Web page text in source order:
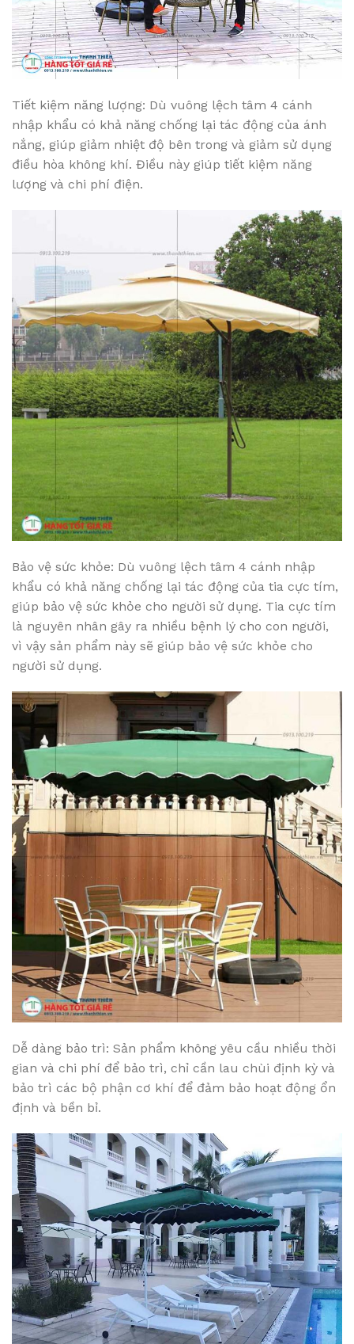
Tiết kiệm năng lượng: Dù vuông lệch tâm 4 cánh
nhập khẩu có khả năng chống lại tác động của ánh
nắng, giúp giảm nhiệt độ bên trong và giảm sử dụng
điều hòa không khí. Điều này giúp tiết kiệm năng
lượng và chi phí điện.
Bảo vệ sức khỏe: Dù vuông lệch tâm 4 cánh nhập
khẩu có khả năng chống lại tác động của tia cực tím,
giúp bảo vệ sức khỏe cho người sử dụng. Tia cực tím
là nguyên nhân gây ra nhiều bệnh lý cho con người,
vì vậy sản phẩm này sẽ giúp bảo vệ sức khỏe cho
người sử dụng.
Dễ dàng bảo trì: Sản phẩm không yêu cầu nhiều thời
gian và chi phí để bảo trì, chỉ cần lau chùi định kỳ và
bảo trì các bộ phận cơ khí để đảm bảo hoạt động ổn
định và bền bỉ.